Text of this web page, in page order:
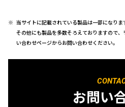
当サイトに記載されている製品は一部になりま
その他にも製品を多数そろえておりますので
い合わせページからお問い合わせください。
お問い